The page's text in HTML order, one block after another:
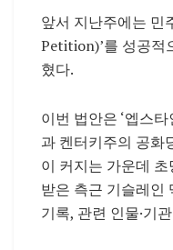
앞서 지난주에는 민
Petition)’를 성공적
혔다.
이번 법안은 ‘엡스
과 켄터키주의 공화
이 커지는 가운데
받은 측근 기슬레인
기록, 관련 인물·기